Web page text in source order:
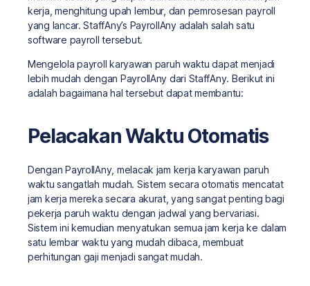
kerja, menghitung upah lembur, dan pemrosesan payroll
yang lancar. StaffAny’s PayrollAny adalah salah satu
software payroll tersebut.
Mengelola payroll karyawan paruh waktu dapat menjadi
lebih mudah dengan PayrollAny dari StaffAny. Berikut ini
adalah bagaimana hal tersebut dapat membantu:
Pelacakan Waktu Otomatis
Dengan PayrollAny, melacak jam kerja karyawan paruh
waktu sangatlah mudah. Sistem secara otomatis mencatat
jam kerja mereka secara akurat, yang sangat penting bagi
pekerja paruh waktu dengan jadwal yang bervariasi.
Sistem ini kemudian menyatukan semua jam kerja ke dalam
satu lembar waktu yang mudah dibaca, membuat
perhitungan gaji menjadi sangat mudah.